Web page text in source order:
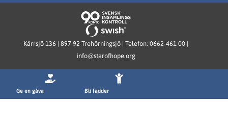
Kärrsjö 136 | 897 92 Trehörningsjö | Telefon: 0662-461 00 |
info@starofhope.org
Ge en gåva Bli fadder